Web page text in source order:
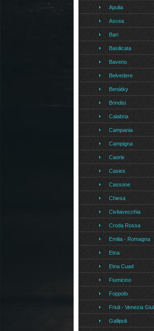
Apulia
Ascea
Bari
Basilicata
Baveno
Belvedere
Benátky
Brindisi
Calabria
Campania
Campigna
Caorle
Casies
Cassone
Chiesa
Civitavecchia
Croda Rossa
Emilia - Romagna
Etna
Etna Cuad
Fiumicino
Foppolo
Friuli - Venezia
Gallipoli